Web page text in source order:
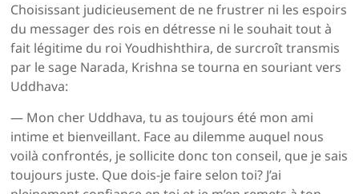
Choisissant judicieusement de ne frustrer ni les espoirs
du messager des rois en détresse ni le souhait tout à
fait légitime du roi Youdhishthira, de surcroît transmis
par le sage Narada, Krishna se tourna en souriant vers
Uddhava:
— Mon cher Uddhava, tu as toujours été mon ami
intime et bienveillant. Face au dilemme auquel nous
voilà confrontés, je sollicite donc ton conseil, que je sais
toujours juste. Que dois-je faire selon toi? J’ai